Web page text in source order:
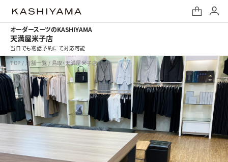
オーダースーツのKASHIYAMA
天満屋米子店
当日でも電話予約にて対応可能
TOP / 店舗一覧 / 鳥取・天満屋米子店